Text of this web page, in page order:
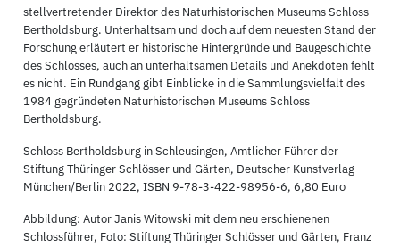
stellvertretender Direktor des Naturhistorischen Museums Schloss
Bertholdsburg. Unterhaltsam und doch auf dem neuesten Stand der
Forschung erläutert er historische Hintergründe und Baugeschichte
des Schlosses, auch an unterhaltsamen Details und Anekdoten fehlt
es nicht. Ein Rundgang gibt Einblicke in die Sammlungsvielfalt des
1984 gegründeten Naturhistorischen Museums Schloss
Bertholdsburg.
Schloss Bertholdsburg in Schleusingen, Amtlicher Führer der
Stiftung Thüringer Schlösser und Gärten, Deutscher Kunstverlag
München/Berlin 2022, ISBN 9-78-3-422-98956-6, 6,80 Euro
Abbildung: Autor Janis Witowski mit dem neu erschienenen
Schlossführer, Foto: Stiftung Thüringer Schlösser und Gärten, Franz